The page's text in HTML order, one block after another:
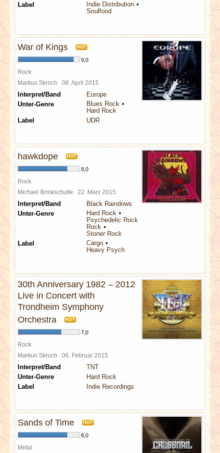
Label
Indie Distribution
Soulfood
War of Kings HOT
9,0
Rock
Markus Skroch 08. April 2015
Interpret/Band
Europe
Unter-Genre
Blues Rock
Hard Rock
Label
UDR
hawkdope HOT
8,0
Rock
Michael Brinkschulte 22. März 2015
Interpret/Band
Black Raindows
Unter-Genre
Hard Rock
Psychedelic Rock
Rock
Stoner Rock
Label
Cargo
Heavy Psych
30th Anniversary 1982 – 2012
Live in Concert with
Trondheim Symphony
Orchestra
HOT
7,0
Rock
Markus Skroch 06. Februar 2015
Interpret/Band
TNT
Unter-Genre
Hard Rock
Label
Indie Recordings
Sands of Time HOT
8,0
Metal